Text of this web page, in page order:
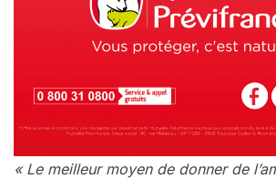
« Le meilleur moyen de donner de